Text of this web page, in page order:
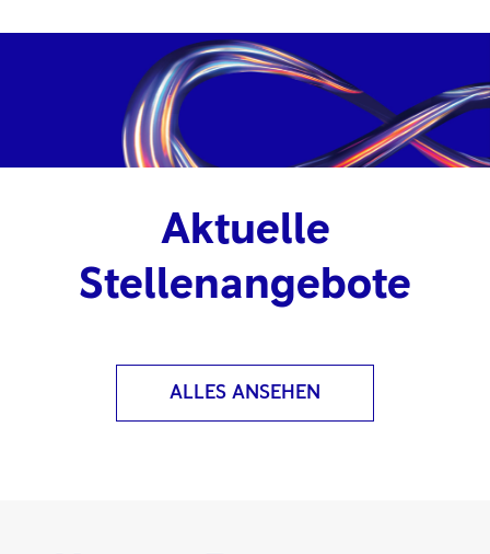
Aktuelle
Stellenangebote
ALLES ANSEHEN